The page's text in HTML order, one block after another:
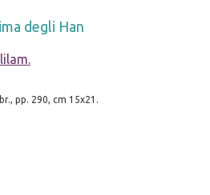
degli Han
pp. 290, cm 15x21.